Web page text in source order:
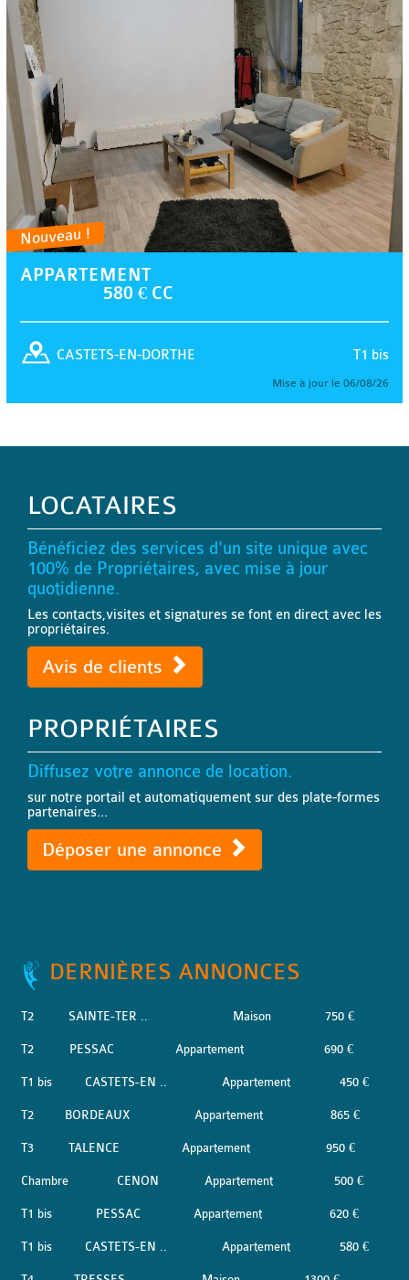
Nouveau !
APPARTEMENT
580 € CC
T1 bis
CASTETS-EN-DORTHE
Mise à jour le 06/08/26
LOCATAIRES
Bénéficiez des services d'un site unique avec
100% de Propriétaires, avec mise à jour
quotidienne.
Les contacts,visites et signatures se font en direct avec les
propriétaires.
Avis de clients
PROPRIÉTAIRES
Diffusez votre annonce de location.
sur notre portail et automatiquement sur des plate-formes
partenaires...
Déposer une annonce
DERNIÈRES ANNONCES
T2 SAINTE-TER .. Maison 750 €
T2 PESSAC Appartement 690 €
T1 bis CASTETS-EN .. Appartement 450 €
T2 BORDEAUX Appartement 865 €
T3 TALENCE Appartement 950 €
Chambre CENON Appartement 500 €
T1 bis PESSAC Appartement 620 €
T1 bis CASTETS-EN .. Appartement 580 €